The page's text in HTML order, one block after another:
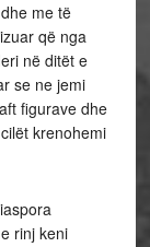
me të
që nga
në ditët e
se ne jemi
figurave dhe
krenohemi
rinj keni